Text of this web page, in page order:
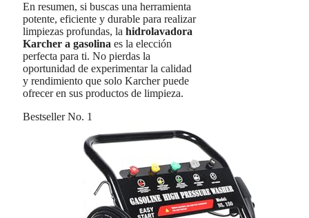
En resumen, si buscas una herramienta
potente, eficiente y durable para realizar
limpiezas profundas, la hidrolavadora
Karcher a gasolina es la elección
perfecta para ti. No pierdas la
oportunidad de experimentar la calidad
y rendimiento que solo Karcher puede
ofrecer en sus productos de limpieza.
Bestseller No. 1